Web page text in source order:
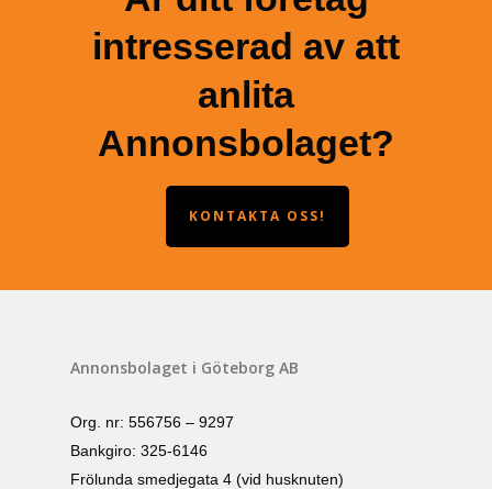
intresserad av att
anlita
Annonsbolaget?
KONTAKTA OSS!
Annonsbolaget i Göteborg AB
Org. nr: 556756 – 9297
Bankgiro: 325-6146
Frölunda smedjegata 4 (vid husknuten)